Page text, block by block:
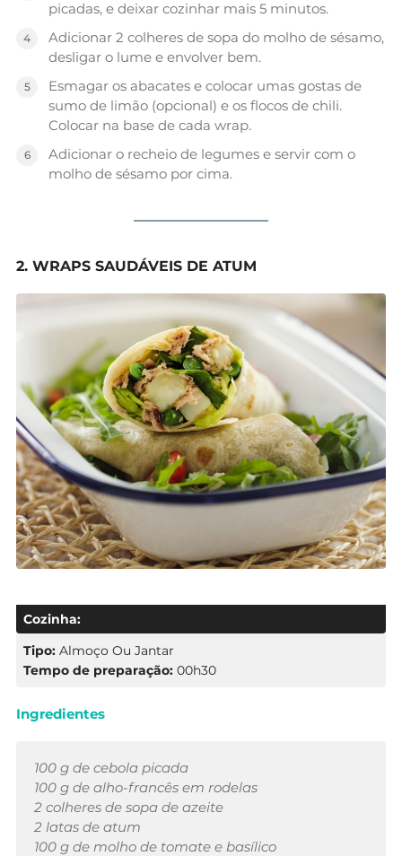
picadas, e deixar cozinhar mais 5 minutos.
Adicionar 2 colheres de sopa do molho de sésamo,
desligar o lume e envolver bem.
Esmagar os abacates e colocar umas gostas de
sumo de limão (opcional) e os flocos de chili.
Colocar na base de cada wrap.
Adicionar o recheio de legumes e servir com o
molho de sésamo por cima.
2. WRAPS SAUDÁVEIS DE ATUM
Cozinha:
Tipo: Almoço Ou Jantar
Tempo de preparação: 00h30
Ingredientes
100 g de cebola picada
100 g de alho-francês em rodelas
2 colheres de sopa de azeite
2 latas de atum
100 g de molho de tomate e basílico